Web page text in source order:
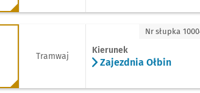
Zajezdnia Ołbin
Tramwaj
Kierunek
Zajezdnia Ołbin
Nr słupka